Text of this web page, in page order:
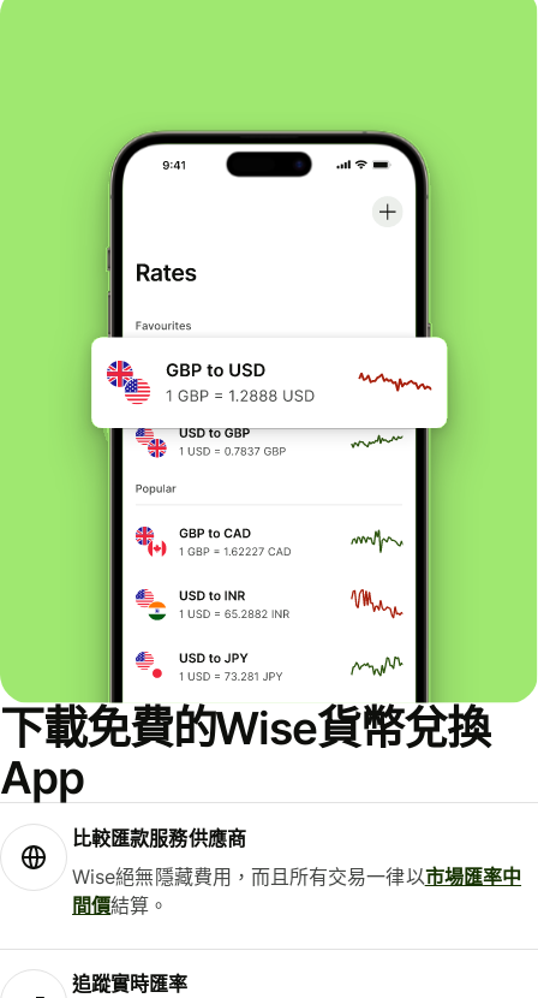
下載免費的Wise貨幣兌換
App
比較匯款服務供應商
Wise絕無隱藏費用，而且所有交易一律以市場匯率中
間價結算。
追蹤實時匯率